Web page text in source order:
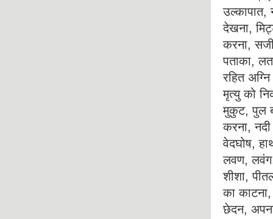
उल्कापात,
देखना,
करना,
पताका,
रहित
मृत्यु को
मुकुट, पुल
करना,
वेदघोष,
लवण, लवंग,
शीशा,
का
छेदन,